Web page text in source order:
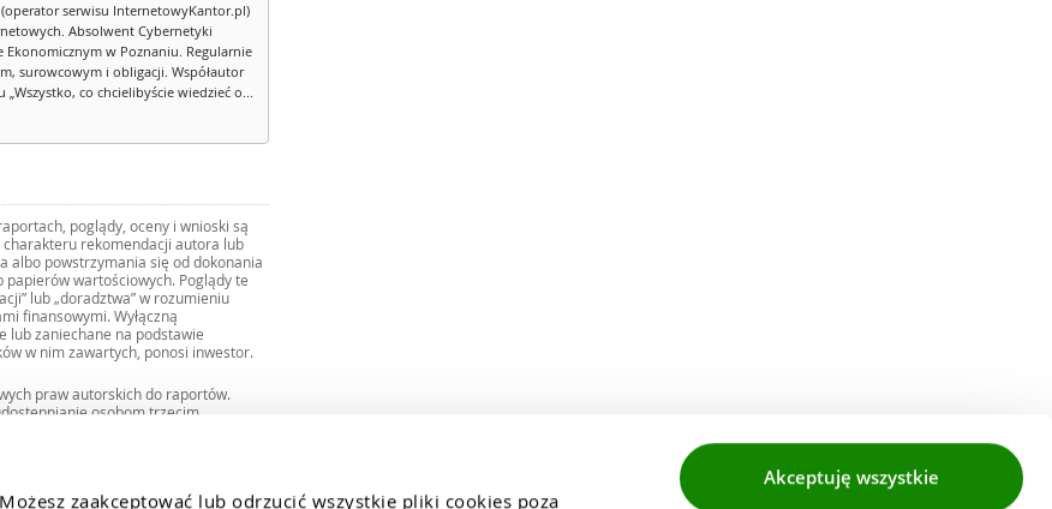
zaakceptować lub odrzucić wszystkie pliki cookies poza
Akceptuję wszystkie
(operator serwisu InternetowyKantor.pl)
Absolwent Cybernetyki
Ekonomicznym w Poznaniu. Regularnie
surowcowym i obligacji. Współautor
co chcielibyście wiedzieć o...
poglądy, oceny i wnioski są
rekomendacji autora lub
albo powstrzymania się od dokonania
wartościowych. Poglądy te
lub „doradztwa” w rozumieniu
finansowymi. Wyłączną
lub zaniechane na podstawie
w nim zawartych, ponosi inwestor.
praw autorskich do raportów.
osobom trzecim